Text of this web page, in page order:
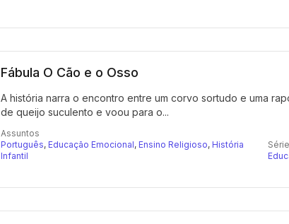
Fábula O Cão e o Osso
A história narra o encontro entre um corvo sortudo e uma
de queijo suculento e voou para o...
Assuntos
Português, Educação Emocional, Ensino Religioso, História
Infantil